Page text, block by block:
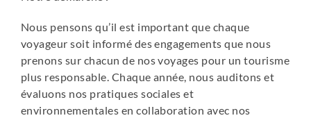
l’équivalent de nos refuges de montagne. Equipées en
général d’un coin cuisine et d’une salle commune, elles
disposent toutes de toilettes, de douches chaudes et
d’électricité pour pallier au climat parfois rigoureux sous
ces latitudes.
Nous pensons qu’il est important que chaque
voyageur soit informé des engagements que nous
prenons sur chacun de nos voyages pour un tourisme
plus responsable. Chaque année, nous auditons et
évaluons nos pratiques sociales et
environnementales en collaboration avec nos